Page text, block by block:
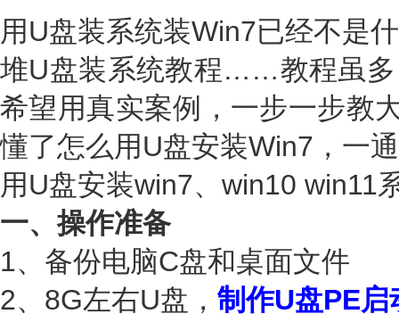
用U盘装系统装Win7已经不是
堆U盘装系统教程……教程虽多
希望用真实案例，一步一步教
懂了怎么用U盘安装Win7，一
用U盘安装win7、win10 win11
一、操作准备
1、备份电脑C盘和桌面文件
2、8G左右U盘， 制作U盘PE启